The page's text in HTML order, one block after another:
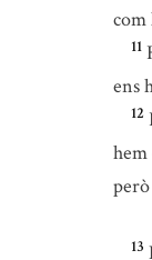
com
11
ens
12
hem
13